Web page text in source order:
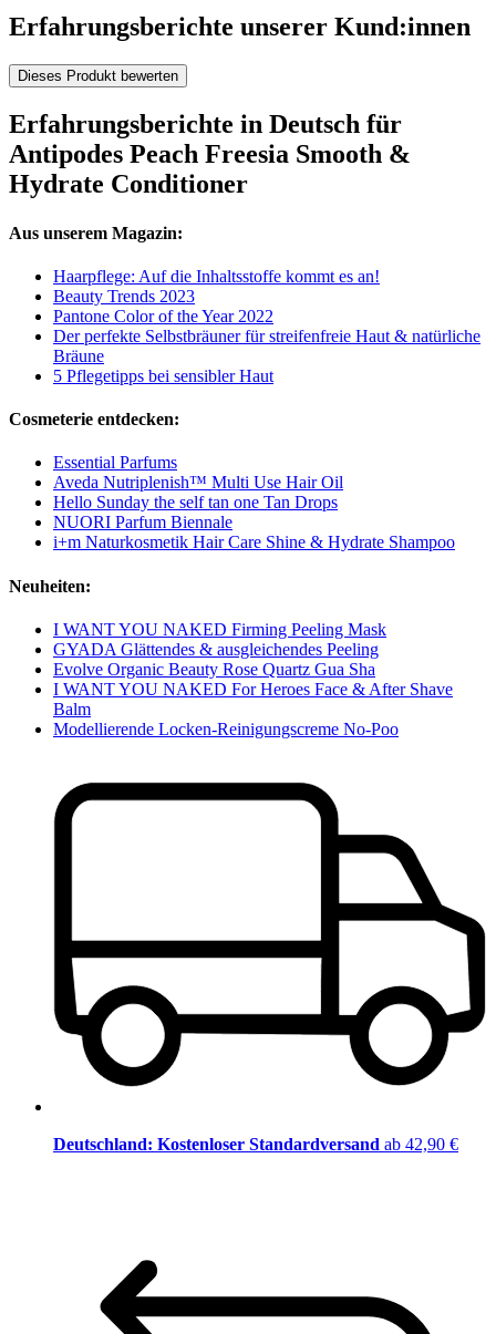
Erfahrungsberichte unserer Kund:innen
Dieses Produkt bewerten
Erfahrungsberichte in Deutsch für
Antipodes Peach Freesia Smooth &
Hydrate Conditioner
Aus unserem Magazin:
Haarpflege: Auf die Inhaltsstoffe kommt es an!
Beauty Trends 2023
Pantone Color of the Year 2022
Der perfekte Selbstbräuner für streifenfreie Haut & natürliche
Bräune
5 Pflegetipps bei sensibler Haut
Cosmeterie entdecken:
Essential Parfums
Aveda Nutriplenish™ Multi Use Hair Oil
Hello Sunday the self tan one Tan Drops
NUORI Parfum Biennale
i+m Naturkosmetik Hair Care Shine & Hydrate Shampoo
Neuheiten:
I WANT YOU NAKED Firming Peeling Mask
GYADA Glättendes & ausgleichendes Peeling
Evolve Organic Beauty Rose Quartz Gua Sha
I WANT YOU NAKED For Heroes Face & After Shave
Balm
Modellierende Locken-Reinigungscreme No-Poo
Deutschland: Kostenloser Standardversand ab 42,90 €